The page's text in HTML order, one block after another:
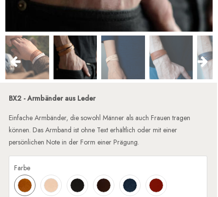
BX2 - Armbänder aus Leder
Einfache Armbänder, die sowohl Männer als auch Frauen tragen
können. Das Armband ist ohne Text erhältlich oder mit einer
persönlichen Note in der Form einer Prägung.
Farbe